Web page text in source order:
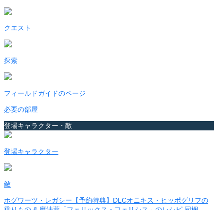
クエスト
探索
フィールドガイドのページ
必要の部屋
登場キャラクター・敵
登場キャラクター
敵
ホグワーツ・レガシー【予約特典】DLCオニキス・ヒッポグリフの